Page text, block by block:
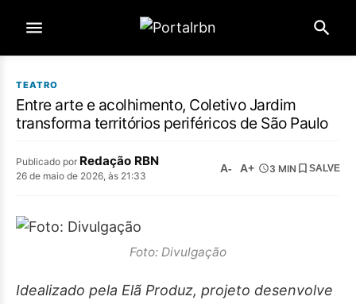
TEATRO
Entre arte e acolhimento, Coletivo Jardim
transforma territórios periféricos de São Paulo
Publicado por Redação RBN
26 de maio de 2026, às 21:33
A- A+ 3 MIN SALVE
Foto: Divulgação
Idealizado pela Elã Produz, projeto desenvolve